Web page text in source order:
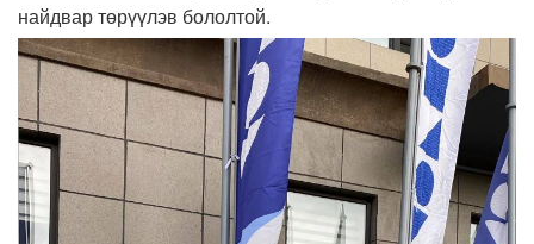
найдвар төрүүлэв бололтой.